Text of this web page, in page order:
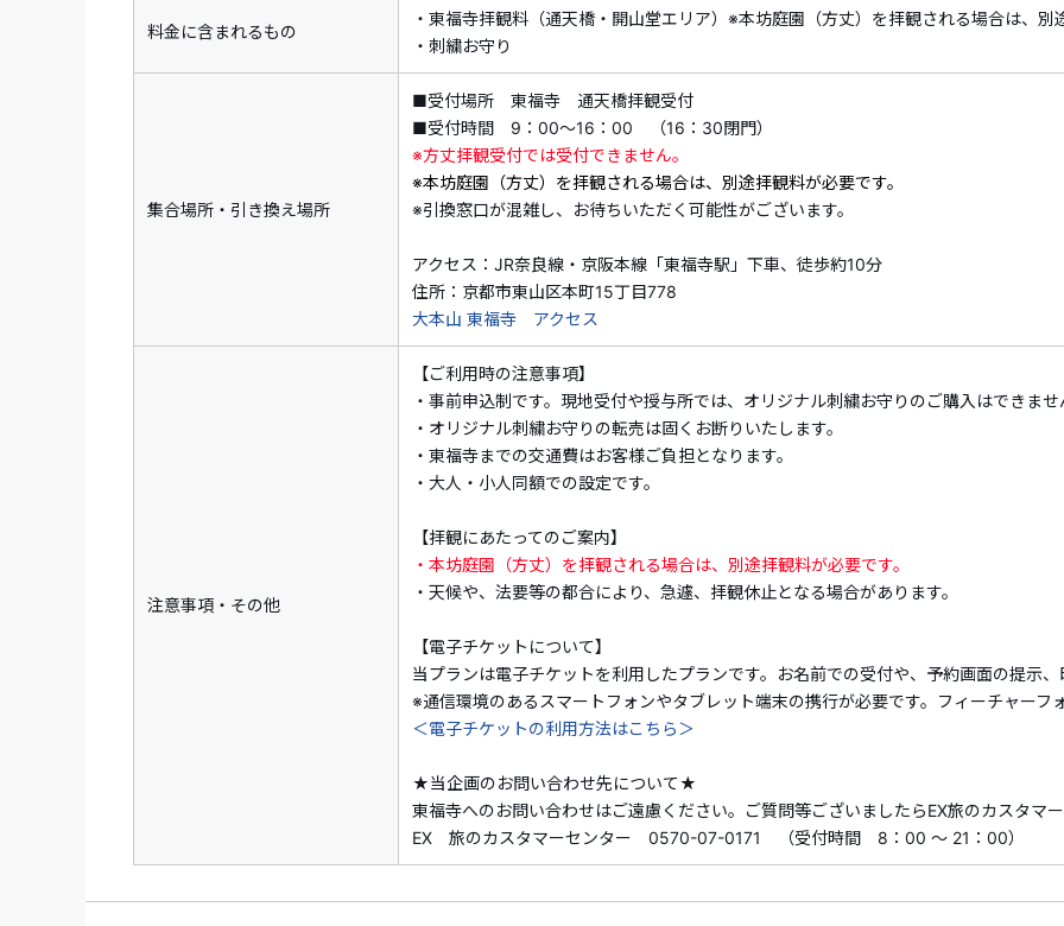
由により旅行を中止された場合を含む）。
告なく割引クーポンの適用を終了する場合がございます。予
・割引クーポンの詳細・ご利用方法は
東福寺×「そうだ 京都、行こう。」コラボお守り授与
京都随一の紅葉名所である東福寺。 初夏から夏にかけて境内
天井に描かれた
透け感があり風に揺れる涼やな刺繍お守りは、この夏の京
🎐
本プランでは、約2,000本の青もみじが圧巻の通天橋・開山
【東福寺】
臨済宗大本山であり、京都を代表する禅寺の１つ。鎌倉時代
本堂から開山堂を結ぶ橋廊、通天橋は京都随一の紅葉の名
訪れます。
【設定数】
期間中合計 300名 ※販売状況により、設定数が増減する
料金に含まれるもの
・東福寺拝観料（通天橋・開山堂エリア）※本坊庭園（方丈）を拝観される場合は、別
・刺繍お守り
集合場所・引き換え場所
■受付場所 東福寺 通天橋拝観受付
■受付時間 9：00～16：00 （16：30閉門）
※方丈拝観受付では受付できません。
※本坊庭園（方丈）を拝観される場合は、別途拝観料が必要です。
※引換窓口が混雑し、お待ちいただく可能性がございます。
アクセス：JR奈良線・京阪本線「東福寺駅」下車、徒歩約10分
住所：京都市東山区本町15丁目778
大本山 東福寺 アクセス
注意事項・その他
【ご利用時の注意事項】
・事前申込制です。現地受付や授与所では、オリジナル刺繍お守りのご購入はできませ
・オリジナル刺繍お守りの転売は固くお断りいたします。
・東福寺までの交通費はお客様ご負担となります。
・大人・小人同額での設定です。
【拝観にあたってのご案内】
・本坊庭園（方丈）を拝観される場合は、別途拝観料が必要です。
・天候や、法要等の都合により、急遽、拝観休止となる場合があります。
【電子チケットについて】
当プランは電子チケットを利用したプランです。お名前での受付や、予約画面の提示、
※通信環境のあるスマートフォンやタブレット端末の携行が必要です。フィーチャーフ
＜電子チケットの利用方法はこちら＞
★当企画のお問い合わせ先について★
東福寺へのお問い合わせはご遠慮ください。ご質問等ございましたらEX旅のカスタマ
EX 旅のカスタマーセンター 0570-07-0171 （受付時間 8：00 ～ 21：00）